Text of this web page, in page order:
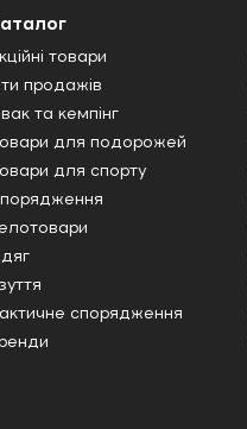
товари
продажів
та кемпінг
для подорожей
для спорту
спорядження